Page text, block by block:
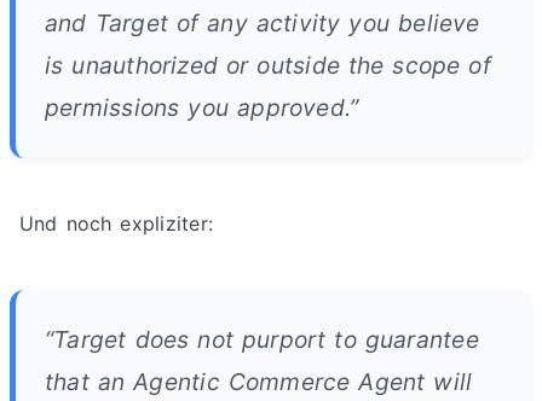
and Target of any activity you believe
is unauthorized or outside the scope of
permissions you approved.”
Und noch expliziter:
“Target does not purport to guarantee
that an Agentic Commerce Agent will